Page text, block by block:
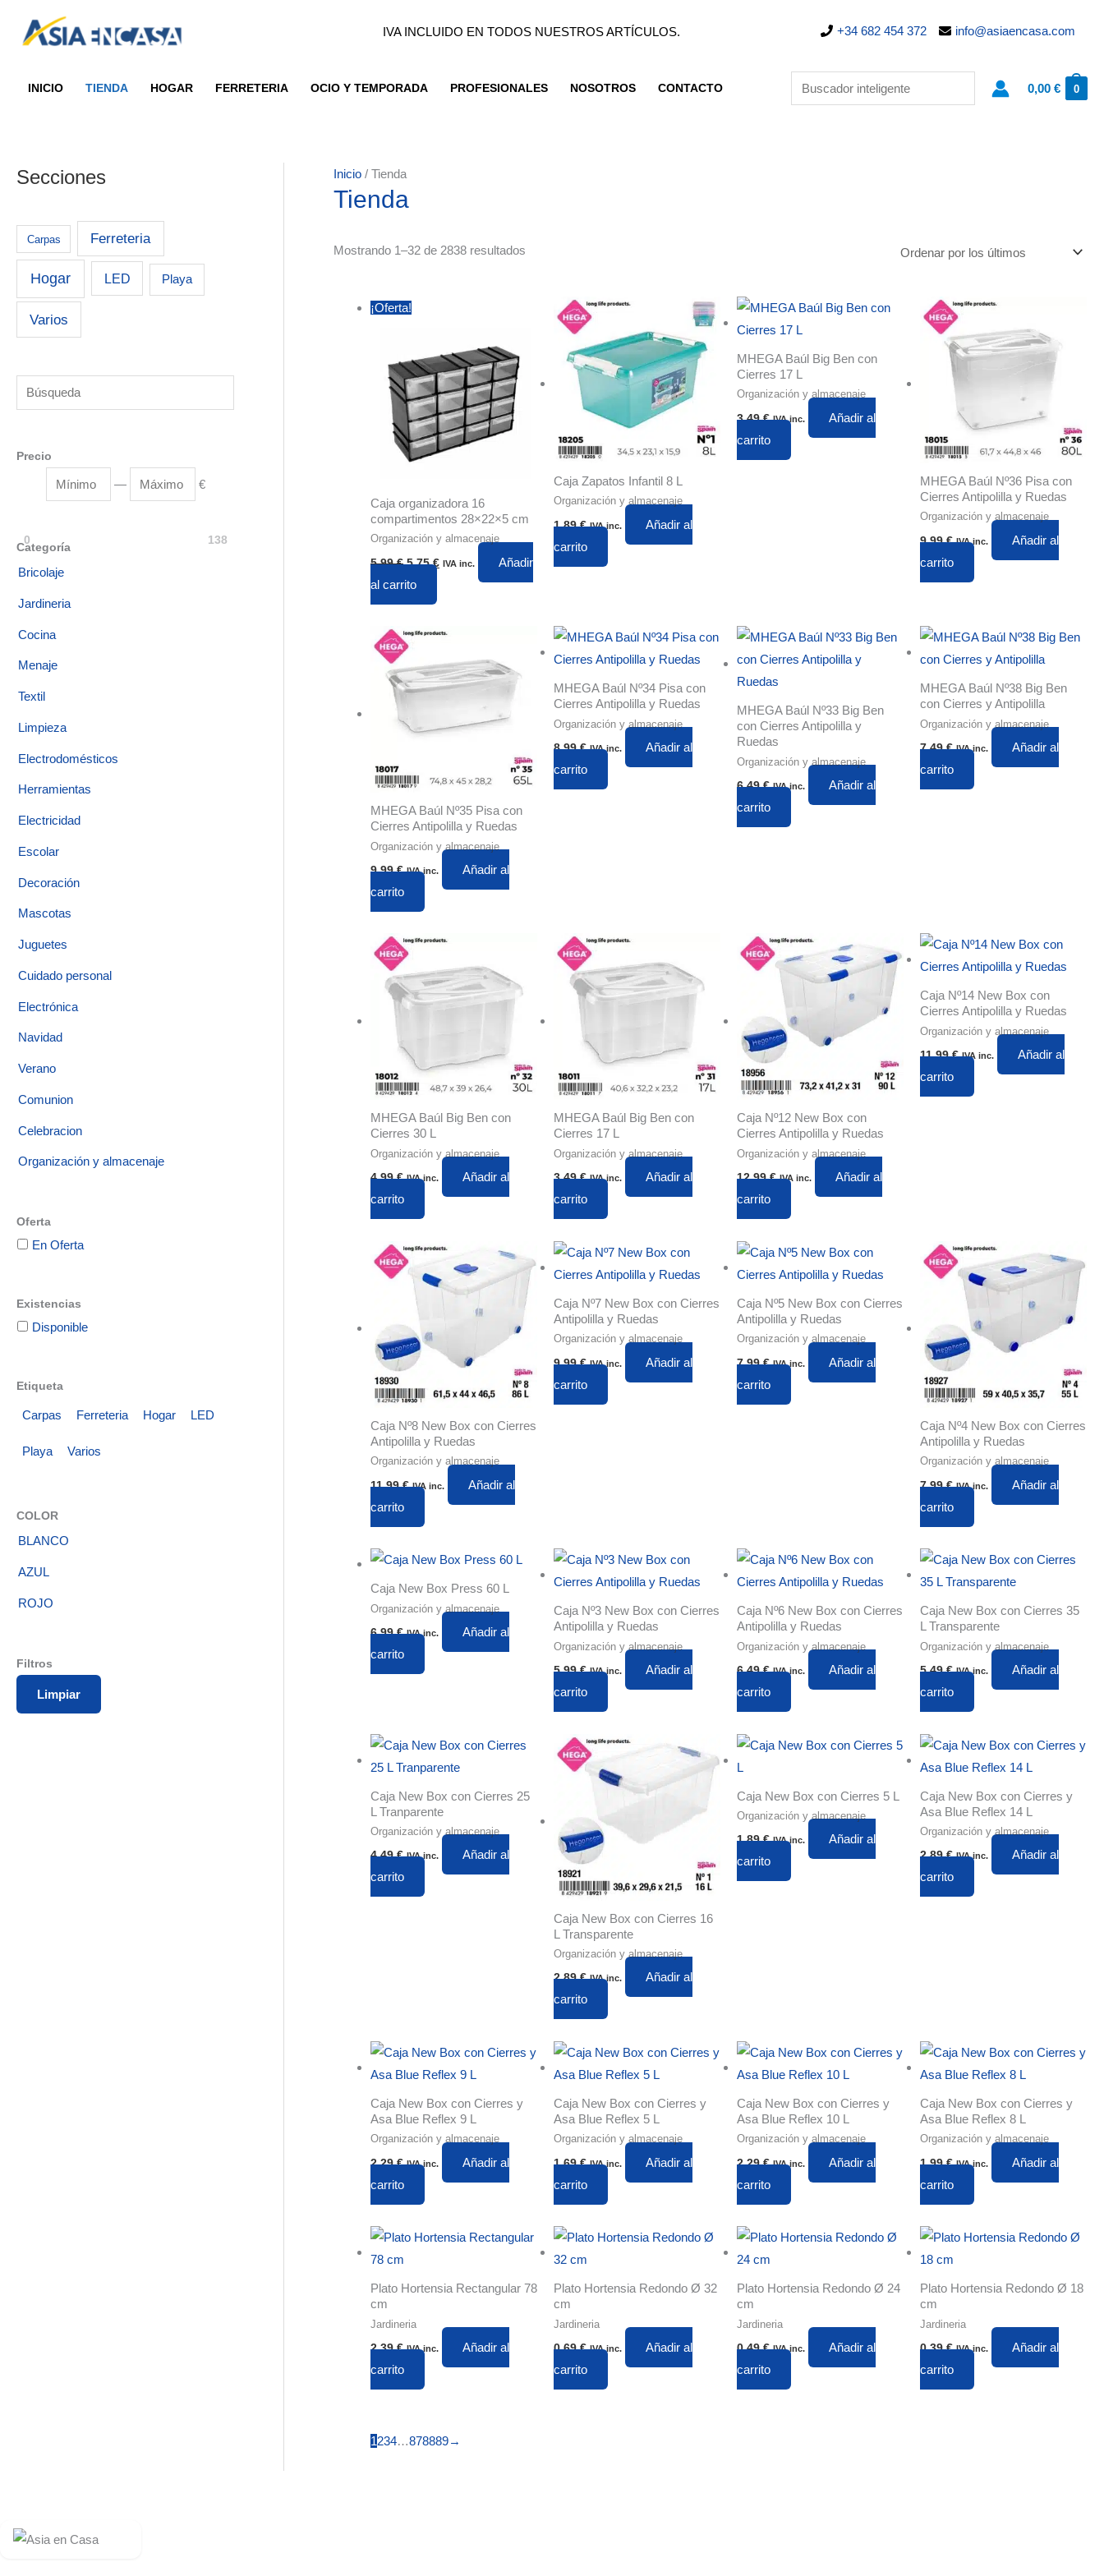
IVA INCLUIDO EN TODOS NUESTROS ARTÍCULOS. +34 682 454 372 info@asiaencasa.com
INICIO TIENDA HOGAR FERRETERIA OCIO Y TEMPORADA PROFESIONALES NOSOTROS CONTACTO 0,00 € 0
Secciones
Carpas Ferreteria
Hogar LED Playa
Varios
Precio
— €
0 138
Categoría
Bricolaje
Jardineria
Cocina
Menaje
Textil
Limpieza
Electrodomésticos
Herramientas
Electricidad
Escolar
Decoración
Mascotas
Juguetes
Cuidado personal
Electrónica
Navidad
Verano
Comunion
Celebracion
Organización y almacenaje
Oferta
En Oferta
Existencias
Disponible
Etiqueta
Carpas Ferreteria Hogar LED
Playa Varios
COLOR
BLANCO
AZUL
ROJO
Filtros
Limpiar
Inicio / Tienda
Tienda
Mostrando 1–32 de 2838 resultados
¡Oferta!
Caja organizadora 16
compartimentos 28×22×5 cm
Organización y almacenaje
5,99€
El
precio
5,99 €.
5,75€
5,75 €.
IVA inc.
Añadir
al carrito
Caja Zapatos Infantil 8 L
Organización y almacenaje
1,89€ IVA inc.
Añadir al
carrito
MHEGA Baúl Big Ben con
Cierres 17 L
Organización y almacenaje
3,49€ IVA inc.
Añadir al
carrito
MHEGA Baúl Nº36 Pisa con
Cierres Antipolilla y Ruedas
Organización y almacenaje
9,99€ IVA inc.
Añadir al
carrito
MHEGA Baúl Nº35 Pisa con
Cierres Antipolilla y Ruedas
Organización y almacenaje
9,99€ IVA inc.
Añadir al
carrito
MHEGA Baúl Nº34 Pisa con
Cierres Antipolilla y Ruedas
Organización y almacenaje
8,99€ IVA inc.
Añadir al
carrito
MHEGA Baúl Nº33 Big Ben
con Cierres Antipolilla y
Ruedas
Organización y almacenaje
6,49€ IVA inc.
Añadir al
carrito
MHEGA Baúl Nº38 Big Ben
con Cierres y Antipolilla
Organización y almacenaje
7,49€ IVA inc.
Añadir al
carrito
MHEGA Baúl Big Ben con
Cierres 30 L
Organización y almacenaje
4,99€ IVA inc.
Añadir al
carrito
MHEGA Baúl Big Ben con
Cierres 17 L
Organización y almacenaje
3,49€ IVA inc.
Añadir al
carrito
Caja Nº12 New Box con
Cierres Antipolilla y Ruedas
Organización y almacenaje
12,99€ IVA inc.
Añadir al
carrito
Caja Nº14 New Box con
Cierres Antipolilla y Ruedas
Organización y almacenaje
11,99€ IVA inc.
Añadir al
carrito
Caja Nº8 New Box con Cierres
Antipolilla y Ruedas
Organización y almacenaje
11,99€ IVA inc.
Añadir al
carrito
Caja Nº7 New Box con Cierres
Antipolilla y Ruedas
Organización y almacenaje
9,99€ IVA inc.
Añadir al
carrito
Caja Nº5 New Box con Cierres
Antipolilla y Ruedas
Organización y almacenaje
7,99€ IVA inc.
Añadir al
carrito
Caja Nº4 New Box con Cierres
Antipolilla y Ruedas
Organización y almacenaje
7,99€ IVA inc.
Añadir al
carrito
Caja New Box Press 60 L
Organización y almacenaje
6,99€ IVA inc.
Añadir al
carrito
Caja Nº3 New Box con Cierres
Antipolilla y Ruedas
Organización y almacenaje
5,99€ IVA inc.
Añadir al
carrito
Caja Nº6 New Box con Cierres
Antipolilla y Ruedas
Organización y almacenaje
6,49€ IVA inc.
Añadir al
carrito
Caja New Box con Cierres 35
L Transparente
Organización y almacenaje
5,49€ IVA inc.
Añadir al
carrito
Caja New Box con Cierres 25
L Tranparente
Organización y almacenaje
4,49€ IVA inc.
Añadir al
carrito
Caja New Box con Cierres 16
L Transparente
Organización y almacenaje
2,89€ IVA inc.
Añadir al
carrito
Caja New Box con Cierres 5 L
Organización y almacenaje
1,89€ IVA inc.
Añadir al
carrito
Caja New Box con Cierres y
Asa Blue Reflex 14 L
Organización y almacenaje
2,89€ IVA inc.
Añadir al
carrito
Caja New Box con Cierres y
Asa Blue Reflex 9 L
Organización y almacenaje
2,29€ IVA inc.
Añadir al
carrito
Caja New Box con Cierres y
Asa Blue Reflex 5 L
Organización y almacenaje
1,69€ IVA inc.
Añadir al
carrito
Caja New Box con Cierres y
Asa Blue Reflex 10 L
Organización y almacenaje
2,29€ IVA inc.
Añadir al
carrito
Caja New Box con Cierres y
Asa Blue Reflex 8 L
Organización y almacenaje
1,99€ IVA inc.
Añadir al
carrito
Plato Hortensia Rectangular 78
cm
Jardineria
2,39€ IVA inc.
Añadir al
carrito
Plato Hortensia Redondo Ø 32
cm
Jardineria
0,69€ IVA inc.
Añadir al
carrito
Plato Hortensia Redondo Ø 24
cm
Jardineria
0,49€ IVA inc.
Añadir al
carrito
Plato Hortensia Redondo Ø 18
cm
Jardineria
0,39€ IVA inc.
Añadir al
carrito
1234…878889→